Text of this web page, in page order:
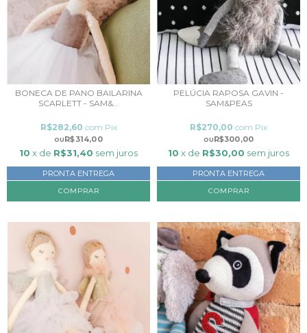
BONECA DE PANO BAILARINA
SCARLETT - SAM&...
R$314,00
R$282,60 com Pix
10 x de R$31,40 sem juros
PRONTA ENTREGA
PELÚCIA RAPOSA GAVIN -
SAM&PEAS
R$300,00
R$270,00 com Pix
10 x de R$30,00 sem juros
PRONTA ENTREGA